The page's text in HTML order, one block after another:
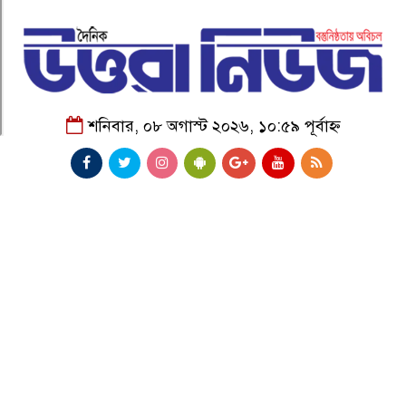
শনিবার, ০৮ অগাস্ট ২০২৬, ১০:৫৯ পূর্বাহ্ন